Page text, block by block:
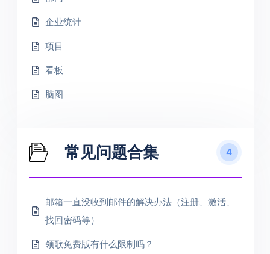
企业统计
项目
看板
脑图
常见问题合集 4
邮箱一直没收到邮件的解决办法（注册、激活、
找回密码等）
领歌免费版有什么限制吗？